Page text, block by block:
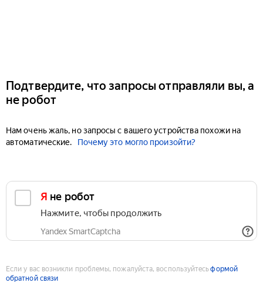
Подтвердите, что запросы отправляли вы, а
не робот
Нам очень жаль, но запросы с вашего устройства похожи на
автоматические.
Почему это могло произойти?
Я не робот
Нажмите, чтобы продолжить
Yandex SmartCaptcha
Если у вас возникли проблемы, пожалуйста, воспользуйтесьформой
обратной связи